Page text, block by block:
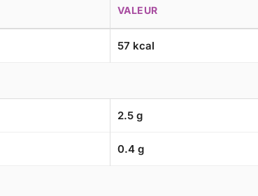
VALEUR
57 kcal
2.5 g
0.4 g